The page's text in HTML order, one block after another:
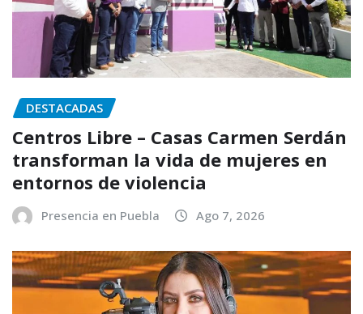
DESTACADAS
Centros Libre – Casas Carmen Serdán
transforman la vida de mujeres en
entornos de violencia
Presencia en Puebla Ago 7, 2026